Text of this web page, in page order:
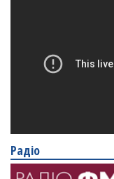
Радіо